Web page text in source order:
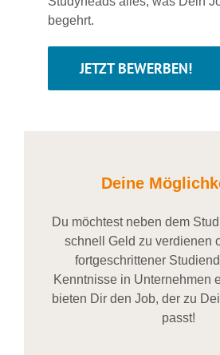
begehrt.
JETZT BEWERBEN!
Deine
Du möchtest neben dem
schnell Geld zu verdienen
fortgeschrittener
Kenntnisse in Unternehmen
bieten Dir den Job, der zu
passt!